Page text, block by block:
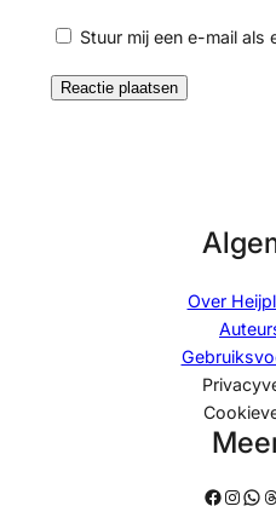
Stuur mij een e-mail als
Over
Facebook Instagram WhatsApp Threads